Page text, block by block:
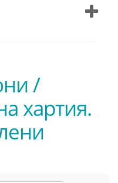
/
хартия.